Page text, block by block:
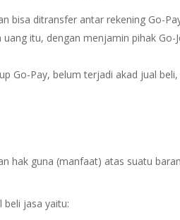
bisa ditransfer antar rekening Go-
itu, dengan menjamin pihak
Go-Pay, belum terjadi akad jual
hak guna (manfaat) atas suatu
beli jasa yaitu: